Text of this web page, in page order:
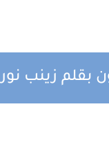
بقلم زينب نور